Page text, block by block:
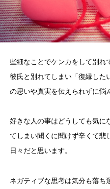
些細なことでケンカをして別れ
彼氏と別れてしまい「復縁し
の思いや真実を伝えられずに悩
好きな人の事はどうしても気に
てしまい聞くに聞けず辛くて悲
日々だと思います。
ネガティブな思考は気分も落ち